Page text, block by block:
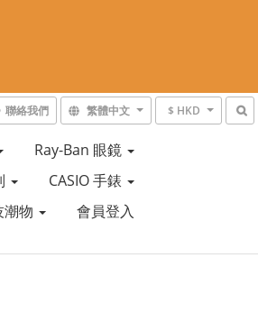
聯絡我們 繁體中文 $ HKD
Ray-Ban 眼鏡
CASIO 手錶
潮物 會員登入